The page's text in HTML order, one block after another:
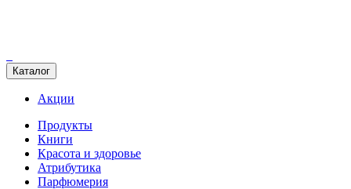
Каталог
Акции
Продукты
Книги
Красота и здоровье
Атрибутика
Парфюмерия